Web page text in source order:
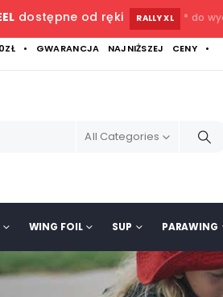
dostępne od ręki RALLY XL * do
• GWARANCJA NAJNIŻSZEJ CENY •
All Categories
WING FOIL SUP PARAWING